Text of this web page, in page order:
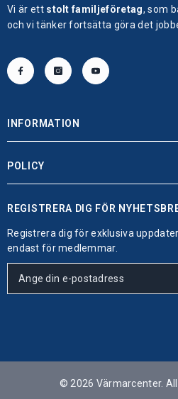
Vi är ett stolt familjeföretag, som
och vi tänker fortsätta göra det
INFORMATION
POLICY
REGISTRERA DIG FÖR
Registrera dig för exklusiva
endast för medlemmar.
© 2026 Värmarcenter. All